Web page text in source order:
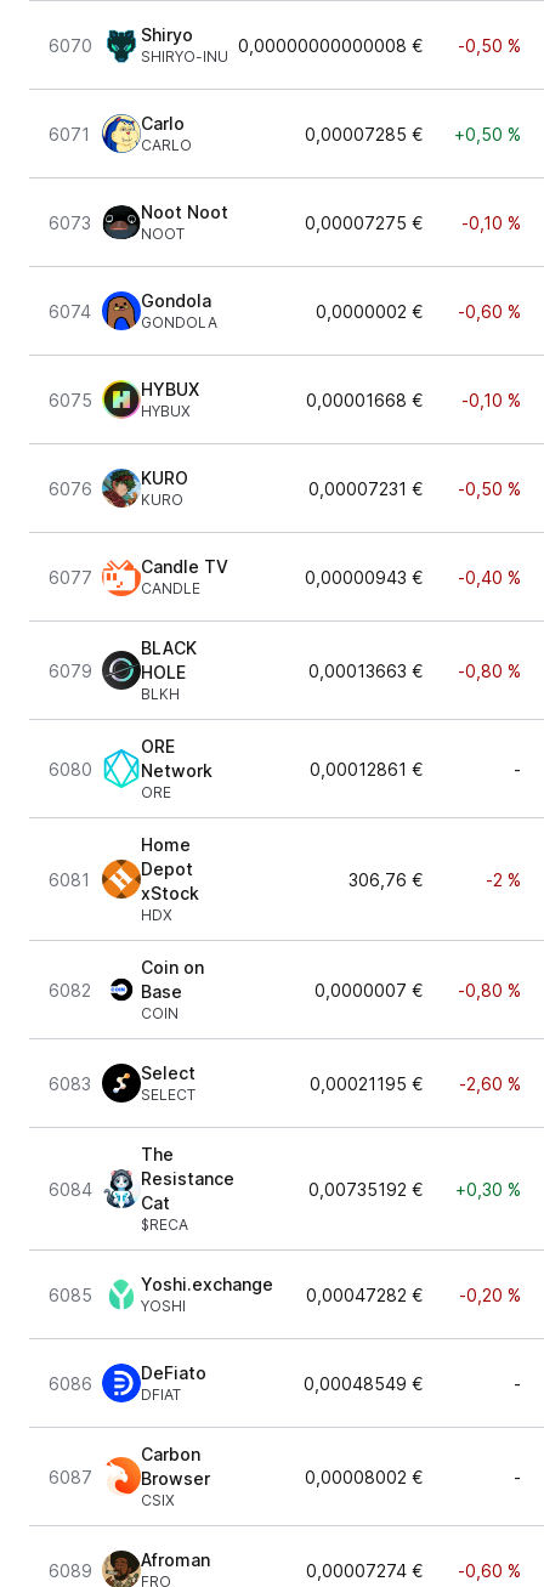
6070
Shiryo
SHIRYO-INU
0,00000000000008 € -0,50 %
6071
Carlo
CARLO
0,00007285 € +0,50 %
6073
Noot Noot
NOOT
0,00007275 € -0,10 %
6074
Gondola
GONDOLA
0,0000002 € -0,60 %
6075
HYBUX
HYBUX
0,00001668 € -0,10 %
6076
KURO
KURO
0,00007231 € -0,50 %
6077
Candle TV
CANDLE
0,00000943 € -0,40 %
6079
BLACK
HOLE
BLKH
0,00013663 € -0,80 %
6080
ORE
Network
ORE
0,00012861 € -
6081
Home
Depot
xStock
HDX
306,76 € -2 %
6082
Coin on
Base
COIN
0,0000007 € -0,80 %
6083
Select
SELECT
0,00021195 € -2,60 %
6084
The
Resistance
Cat
$RECA
0,00735192 € +0,30 %
6085
Yoshi.exchange
YOSHI
0,00047282 € -0,20 %
6086
DeFiato
DFIAT
0,00048549 € -
6087
Carbon
Browser
CSIX
0,00008002 € -
6089
Afroman
FRO
0,00007274 € -0,60 %